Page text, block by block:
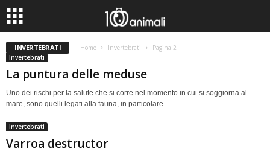
INVERTEBRATI Home Invertebrati
Pagina 2
Invertebrati
La puntura delle meduse
Uno dei rischi per la salute che si corre nel momento in cui si soggiorna al
mare, sono quelli legati alla fauna, in particolare...
Invertebrati
Varroa destructor